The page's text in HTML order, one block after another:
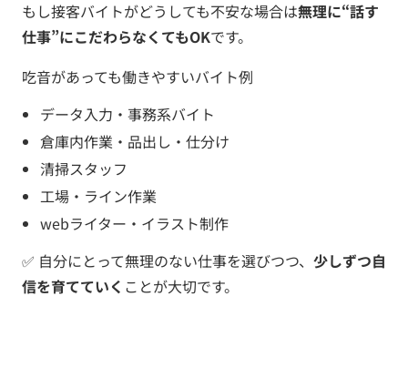
もし接客バイトがどうしても不安な場合は無理に“話す
仕事”にこだわらなくてもOKです。
吃音があっても働きやすいバイト例
データ入力・事務系バイト
倉庫内作業・品出し・仕分け
清掃スタッフ
工場・ライン作業
webライター・イラスト制作
✅ 自分にとって無理のない仕事を選びつつ、 少しずつ自
信を育てていく ことが大切です。